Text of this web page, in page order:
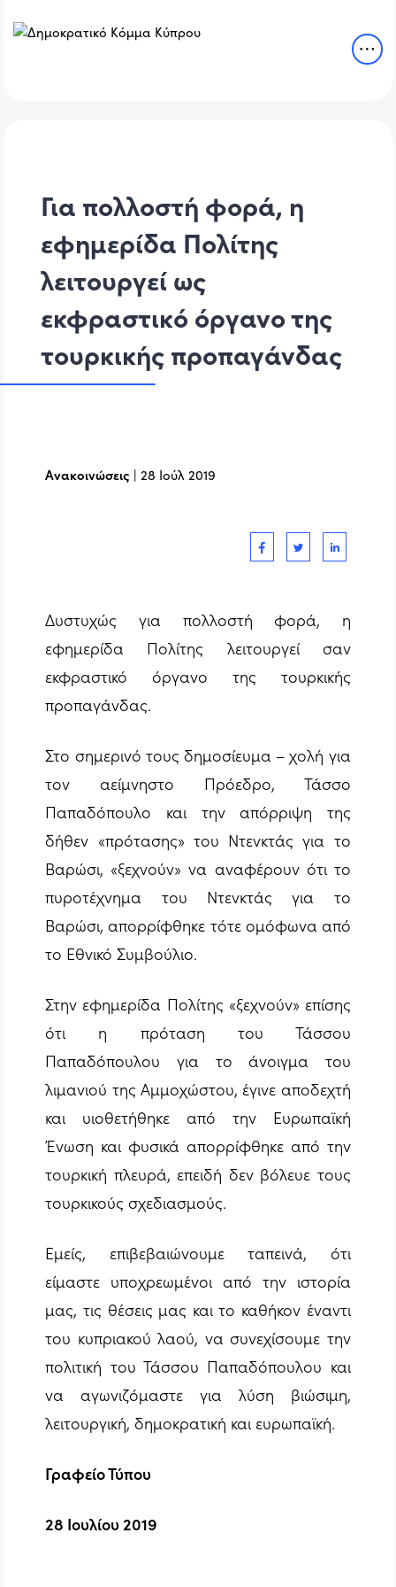
Για πολλοστή φορά, η
εφημερίδα Πολίτης
λειτουργεί ως
εκφραστικό όργανο της
τουρκικής προπαγάνδας
Ανακοινώσεις |28 Ιούλ 2019
Δυστυχώς για πολλοστή φορά, η
εφημερίδα Πολίτης λειτουργεί σαν
εκφραστικό όργανο της τουρκικής
προπαγάνδας.
Στο σημερινό τους δημοσίευμα – χολή για
τον αείμνηστο Πρόεδρο, Τάσσο
Παπαδόπουλο και την απόρριψη της
δήθεν «πρότασης» του Ντενκτάς για το
Βαρώσι, «ξεχνούν» να αναφέρουν ότι το
πυροτέχνημα του Ντενκτάς για το
Βαρώσι, απορρίφθηκε τότε ομόφωνα από
το Εθνικό Συμβούλιο.
Στην εφημερίδα Πολίτης «ξεχνούν» επίσης
ότι η πρόταση του Τάσσου
Παπαδόπουλου για το άνοιγμα του
λιμανιού της Αμμοχώστου, έγινε αποδεχτή
και υιοθετήθηκε από την Ευρωπαϊκή
Ένωση και φυσικά απορρίφθηκε από την
τουρκική πλευρά, επειδή δεν βόλευε τους
τουρκικούς σχεδιασμούς.
Εμείς, επιβεβαιώνουμε ταπεινά, ότι
είμαστε υποχρεωμένοι από την ιστορία
μας, τις θέσεις μας και το καθήκον έναντι
του κυπριακού λαού, να συνεχίσουμε την
πολιτική του Τάσσου Παπαδόπουλου και
να αγωνιζόμαστε για λύση βιώσιμη,
λειτουργική, δημοκρατική και ευρωπαϊκή.
Γραφείο Τύπου
28 Ιουλίου 2019